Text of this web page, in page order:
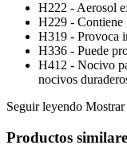
H222 - Aerosol
H229 - Contiene
H319 - Provoca
H336 - Puede
H412 - Nocivo
nocivos
Seguir leyendo Mostrar
Productos